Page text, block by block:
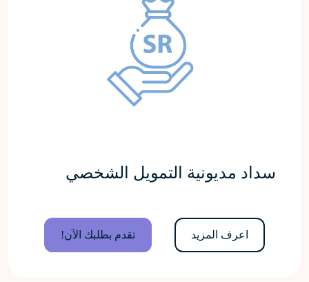
سداد مديونية التمويل الشخصي
اعرف المزيد تقدم بطلبك الآن!